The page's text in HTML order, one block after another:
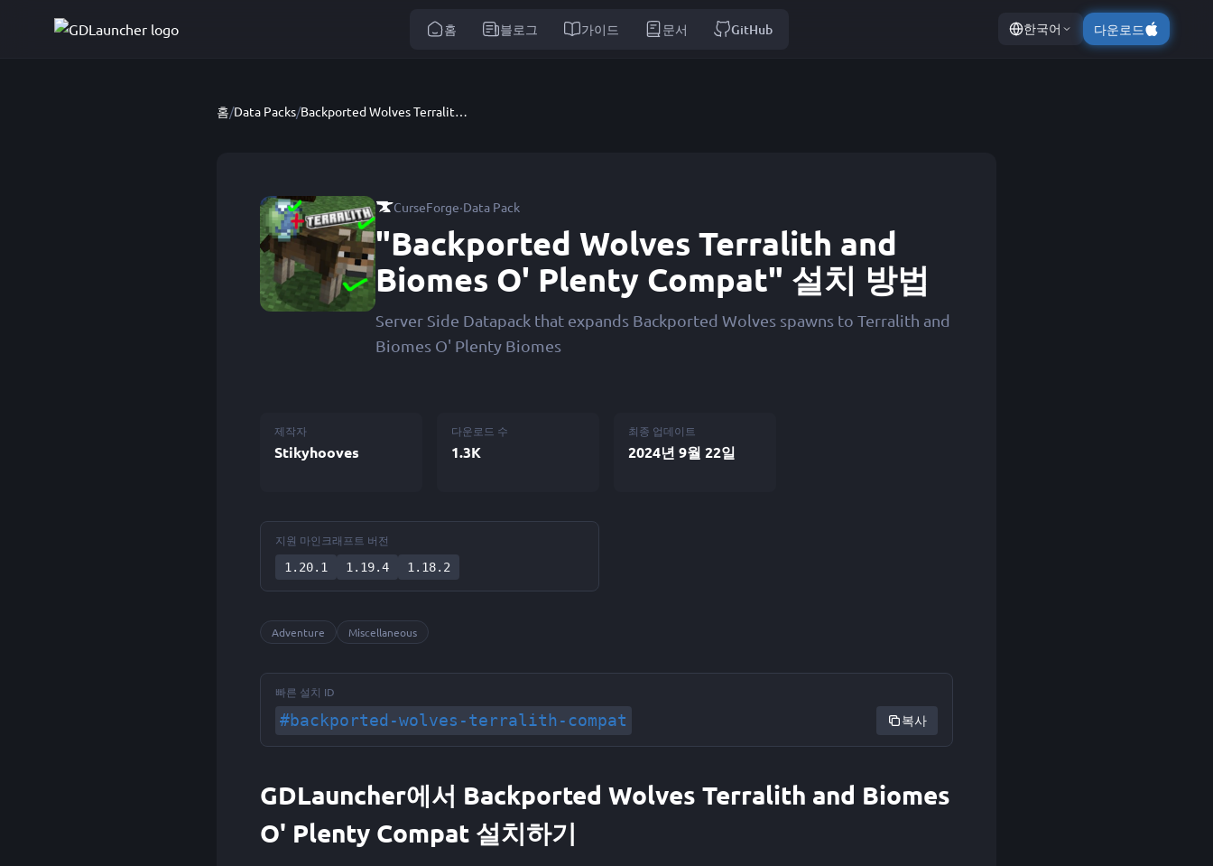
홈 블로그 가이드 문서 GitHub 한국어 다운로드
홈/Data Packs/ Backported Wolves Terralith and Biomes O' Plenty Compat
CurseForge·Data Pack
"Backported Wolves Terralith and
Biomes O' Plenty Compat" 설치 방법
Server Side Datapack that expands Backported Wolves spawns to Terralith and
Biomes O' Plenty Biomes
제작자
Stikyhooves
다운로드 수
1.3K
최종 업데이트
2024년 9월 22일
지원 마인크래프트 버전
1.20.1
1.19.4 1.18.2
Adventure Miscellaneous
빠른 설치 ID
#backported-wolves-terralith-compat 복사
GDLauncher에서 Backported Wolves Terralith and Biomes
O' Plenty Compat 설치하기